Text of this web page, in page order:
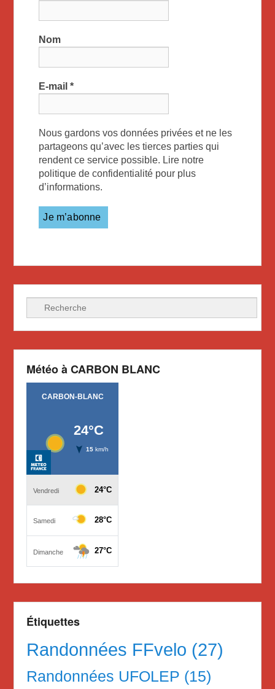
Nom
E-mail*
Nous gardons vos données privées et ne les
partageons qu’avec les tierces parties qui
rendent ce service possible. Lire notre
politique de confidentialité pour plus
d’informations.
Recherche
Météo à CARBON BLANC
Étiquettes
Randonnées FFvelo (27)
Randonnées UFOLEP (15)